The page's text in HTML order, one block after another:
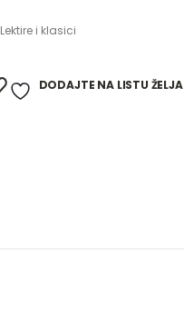
Lektire i klasici
DODAJTE NA LISTU ŽELJA